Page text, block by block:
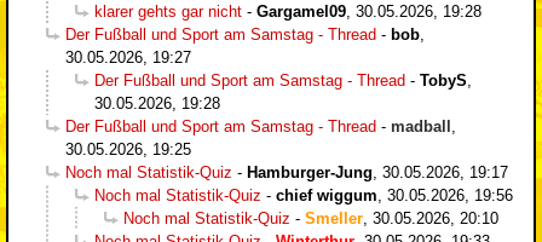
klarer gehts gar nicht - Gargamel09 30.05.2026, 19:28
Der Fußball und Sport am Samstag - Thread - bob
30.05.2026, 19:27
Der Fußball und Sport am Samstag - Thread - TobyS
30.05.2026, 19:28
Der Fußball und Sport am Samstag - Thread - madball
30.05.2026, 19:25
Noch mal Statistik-Quiz - Hamburger-Jung 30.05.2026, 19:17
Noch mal Statistik-Quiz - chief wiggum 30.05.2026, 19:56
Noch mal Statistik-Quiz - Smeller 30.05.2026, 20:10